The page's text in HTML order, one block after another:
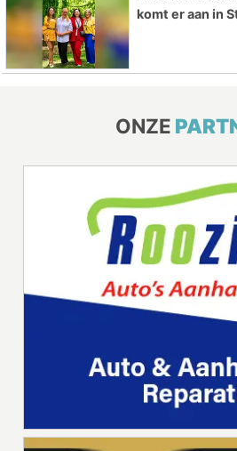
komt er aan in
ONZE